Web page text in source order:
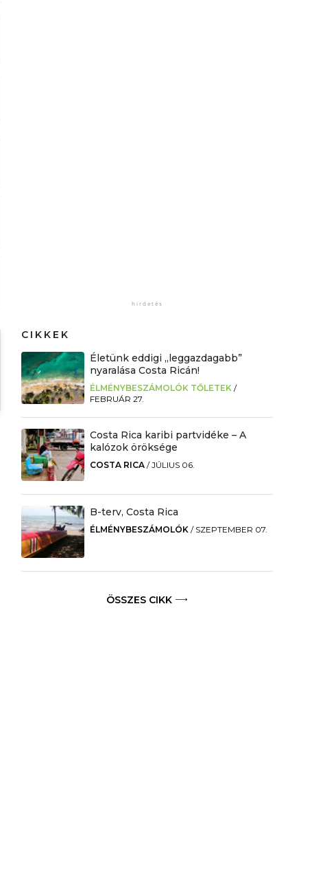
CIKKEK
Életünk eddigi „leggazdagabb”
nyaralása Costa Ricán!
ÉLMÉNYBESZÁMOLÓK TŐLETEK /
FEBRUÁR 27.
Costa Rica karibi partvidéke – A
kalózok öröksége
COSTA RICA /JÚLIUS 06.
B-terv, Costa Rica
ÉLMÉNYBESZÁMOLÓK / SZEPTEMBER 07.
ÖSSZES CIKK